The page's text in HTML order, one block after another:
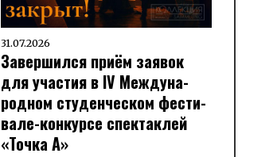
31.07.2026
Завершился приём заявок
для участия в IV Меж­ду­на­
род­ном сту­ден­чес­ком фес­ти­
вале-кон­кур­се спек­таклей
«Точка А»